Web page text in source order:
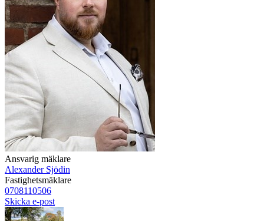
Ansvarig mäklare
Alexander Sjödin
Fastighetsmäklare
0708110506
Skicka e-post